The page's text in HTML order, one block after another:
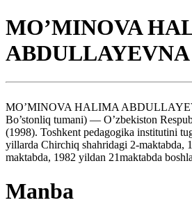
MO’MINOVA
ABDULLAYEVNA
MO’MINOVA HALIMA
Bo’stonliq tumani) — O’zbekiston
(1998). Toshkent pedagogika institutini
yillarda Chirchiq shahridagi 2-maktabda,
maktabda, 1982 yildan 21maktabda
Manba